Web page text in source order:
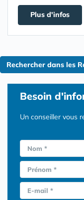
Plus d'infos
Rechercher dans les
Besoin
Un conseiller vous
Nom *
Prénom *
E-mail *